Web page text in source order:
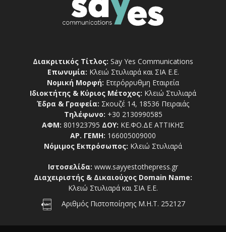
Διακριτικός Τίτλος: Say Yes Communications
Επωνυμία: Κλειώ Στυλιαρά και ΣΙΑ Ε.Ε.
Νομική Μορφή: Ετερόρρυθμη Εταιρεία
Ιδιοκτήτης & Κύριος Μέτοχος: Κλειώ Στυλιαρά
Έδρα & Γραφεία: Σκουζέ 14, 18536 Πειραιάς
Τηλέφωνο: +30 2130990585
ΑΦΜ: 801923795 ΔΟΥ: ΚΕ.ΦΟ.ΔΕ ΑΤΤΙΚΗΣ
ΑΡ. ΓΕΜΗ: 166005009000
Νόμιμος Εκπρόσωπος: Κλειώ Στυλιαρά
Ιστοσελίδα: www.sayyestothepress.gr
Διαχειριστής & Δικαιούχος Domain Name:
Κλειώ Στυλιαρά και ΣΙΑ Ε.Ε.
Αριθμός Πιστοποίησης Μ.Η.Τ. 252127